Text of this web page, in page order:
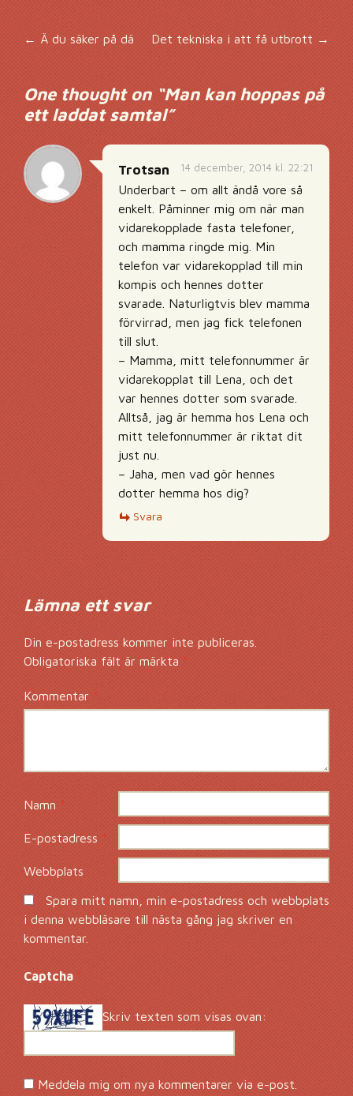
Inläggsnavigering
←Ä du säker på dä Det tekniska i att få utbrott→
One thought on “Man kan hoppas på
ett laddat samtal”
14 december, 2014 kl. 22:21
Trotsan
Underbart – om allt ändå vore så
enkelt. Påminner mig om när man
vidarekopplade fasta telefoner,
och mamma ringde mig. Min
telefon var vidarekopplad till min
kompis och hennes dotter
svarade. Naturligtvis blev mamma
förvirrad, men jag fick telefonen
till slut.
– Mamma, mitt telefonnummer är
vidarekopplat till Lena, och det
var hennes dotter som svarade.
Alltså, jag är hemma hos Lena och
mitt telefonnummer är riktat dit
just nu.
– Jaha, men vad gör hennes
dotter hemma hos dig?
Svara
Lämna ett svar
Din e-postadress kommer inte publiceras.
Obligatoriska fält är märkta *
Kommentar*
Namn*
E-postadress*
Webbplats
Spara mitt namn, min e-postadress och webbplats
i denna webbläsare till nästa gång jag skriver en
kommentar.
Captcha *
Skriv texten som visas ovan:
Meddela mig om nya kommentarer via e-post.